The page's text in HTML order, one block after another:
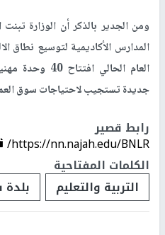
ومن الجدير بالذكر أن الوزارة
المدارس الأكاديمية لتوسيع نطاق
العام الحالي
جديدة تستجيب لاحتياجات سوق
رابط قصير
https://nn.najah.edu/BNLR/
الكلمات المفتاحية
التربية والتعليم
بلدة